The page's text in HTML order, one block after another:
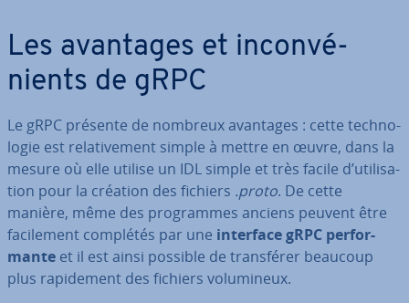
Les avantages et in­con­vé­
nients de gRPC
Le gRPC présente de nombreux avantages : cette tech­no­
lo­gie est re­la­ti­ve­ment simple à mettre en œuvre, dans la
mesure où elle utilise un IDL simple et très facile d’uti­li­sa­
tion pour la création des fichiers .proto. De cette
manière, même des pro­grammes anciens peuvent être
fa­ci­le­ment complétés par une interface gRPC per­for­
mante et il est ainsi possible de trans­fé­rer beaucoup
plus ra­pi­de­ment des fichiers vo­lu­mi­neux.